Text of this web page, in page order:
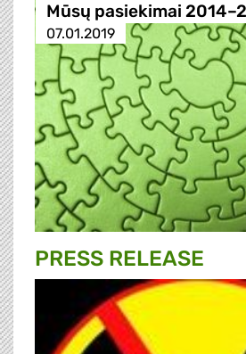
Mūsų pasiekimai
07.01.2019
PRESS RELEASE